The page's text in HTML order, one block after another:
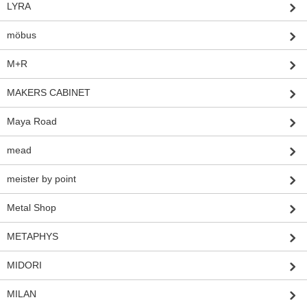
LYRA
möbus
M+R
MAKERS CABINET
Maya Road
mead
meister by point
Metal Shop
METAPHYS
MIDORI
MILAN